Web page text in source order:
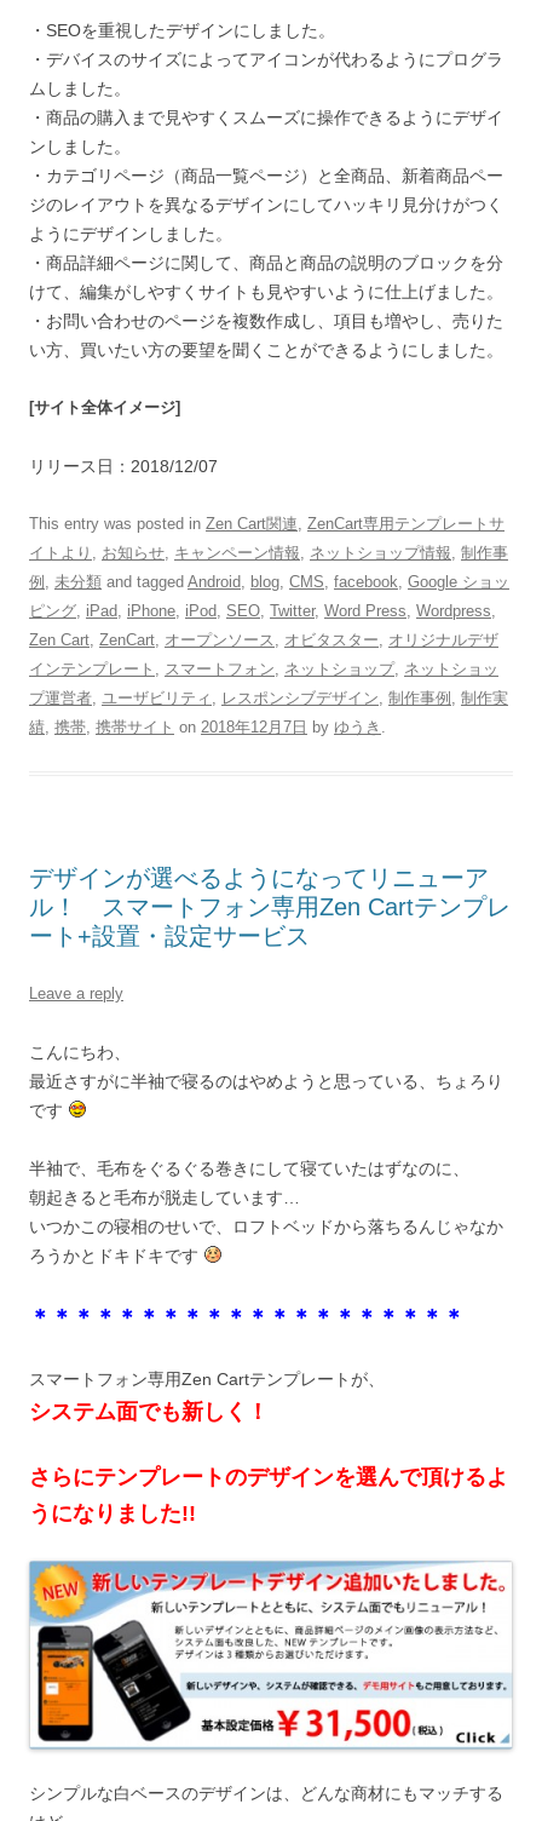
・SEOを重視したデザインにしました。
・デバイスのサイズによってアイコンが代わるようにプログラ
ムしました。
・商品の購入まで見やすくスムーズに操作できるようにデザイ
ンしました。
・カテゴリページ（商品一覧ページ）と全商品、新着商品ペー
ジのレイアウトを異なるデザインにしてハッキリ見分けがつく
ようにデザインしました。
・商品詳細ページに関して、商品と商品の説明のブロックを分
けて、編集がしやすくサイトも見やすいように仕上げました。
・お問い合わせのページを複数作成し、項目も増やし、売りた
い方、買いたい方の要望を聞くことができるようにしました。
[サイト全体イメージ]
リリース日：2018/12/07
This entry was posted in Zen Cart関連 ZenCart専用テンプレートサ
イトより
お知らせ キャンペーン情報 ネットショップ情報 制作事
例
未分類 and tagged Android blog CMS facebook Google ショッ
ピング iPad iPhone iPod SEO Twitter, Word Press Wordpress
Zen Cart ZenCart オープンソース オビタスター
オリジナルデザ
インテンプレート
スマートフォン ネットショップ, ネットショッ
プ運営者
ユーザビリティ レスポンシブデザイン 制作事例
制作実
績 携帯 携帯サイト on 2018年12月7日 by ゆうき
デザインが選べるようになってリニューア
ル！ スマートフォン専用Zen Cartテンプレ
ート+設置・設定サービス
Leave a reply
こんにちわ、
最近さすがに半袖で寝るのはやめようと思っている、ちょろり
です
半袖で、毛布をぐるぐる巻きにして寝ていたはずなのに、
朝起きると毛布が脱走しています…
いつかこの寝相のせいで、ロフトベッドから落ちるんじゃなか
ろうかとドキドキです
＊＊＊＊＊＊＊＊＊＊＊＊＊＊＊＊＊＊＊＊
スマートフォン専用Zen Cartテンプレートが、
システム面でも新しく！
さらにテンプレートのデザインを選んで頂けるよ
うになりました!!
シンプルな白ベースのデザインは、どんな商材にもマッチする